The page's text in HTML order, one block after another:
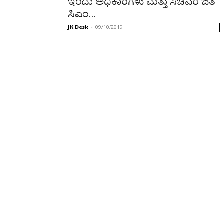
ಸಿಎಂ...
JK Desk - 09/10/2019